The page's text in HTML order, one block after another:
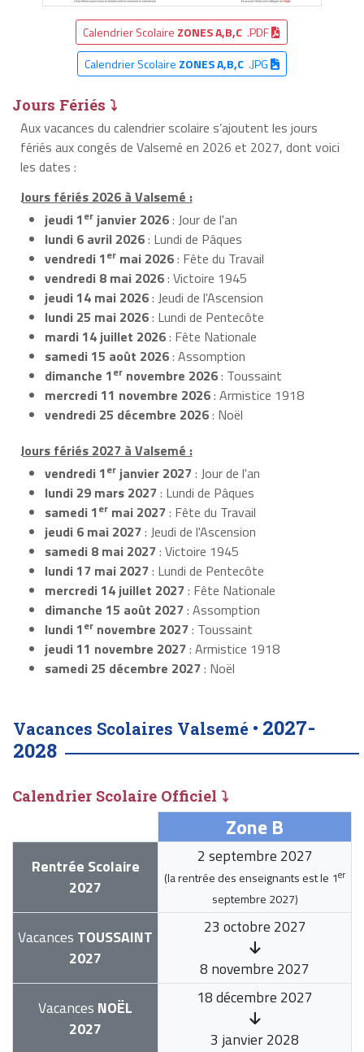
Calendrier Scolaire ZONES A,B,C .PDF
Calendrier Scolaire ZONES A,B,C.JPG
Jours Fériés ⤵
Aux vacances du calendrier scolaire s’ajoutent les jours
fériés aux congés de Valsemé en 2026 et 2027, dont voici
les dates :
Jours fériés 2026 à Valsemé :
jeudi 1er janvier 2026: Jour de l'an
lundi 6 avril 2026: Lundi de Pâques
vendredi 1er mai 2026: Fête du Travail
vendredi 8 mai 2026: Victoire 1945
jeudi 14 mai 2026: Jeudi de l'Ascension
lundi 25 mai 2026: Lundi de Pentecôte
mardi 14 juillet 2026: Fête Nationale
samedi 15 août 2026: Assomption
dimanche 1er novembre 2026: Toussaint
mercredi 11 novembre 2026: Armistice 1918
vendredi 25 décembre 2026: Noël
Jours fériés 2027 à Valsemé :
vendredi 1er janvier 2027: Jour de l'an
lundi 29 mars 2027: Lundi de Pâques
samedi 1er mai 2027: Fête du Travail
jeudi 6 mai 2027: Jeudi de l'Ascension
samedi 8 mai 2027: Victoire 1945
lundi 17 mai 2027: Lundi de Pentecôte
mercredi 14 juillet 2027: Fête Nationale
dimanche 15 août 2027: Assomption
lundi 1er novembre 2027: Toussaint
jeudi 11 novembre 2027: Armistice 1918
samedi 25 décembre 2027: Noël
Vacances Scolaires Valsemé • 2027-
2028
Calendrier Scolaire Officiel ⤵
Zone B
Rentrée Scolaire
2027
2 septembre 2027
(la rentrée des enseignants est le 1er
septembre 2027)
Vacances TOUSSAINT
2027
23 octobre 2027
8 novembre 2027
Vacances NOËL
2027
18 décembre 2027
3 janvier 2028